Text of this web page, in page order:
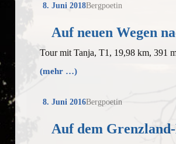
8. Juni 2018Bergpoetin
Auf neuen Wegen
Tour mit Tanja, T1, 19,98 km, 391
(mehr …)
8. Juni 2016Bergpoetin
Auf dem